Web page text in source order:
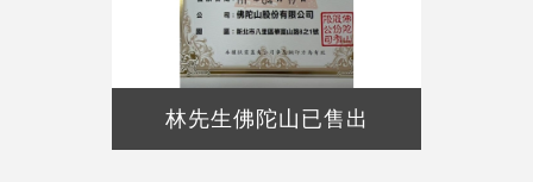
林先生佛陀山已售出